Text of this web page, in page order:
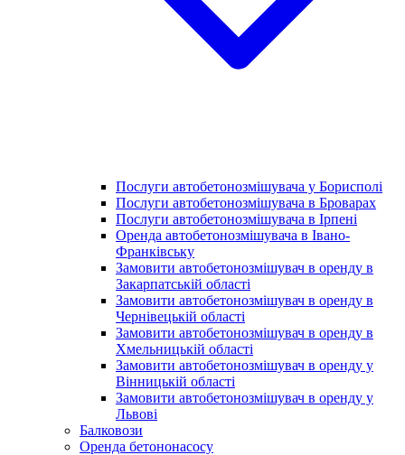
Послуги автобетонозмішувача у Борисполі
Послуги автобетонозмішувача в Броварах
Послуги автобетонозмішувача в Ірпені
Оренда автобетонозмішувача в Івано-
Франківську
Замовити автобетонозмішувач в оренду в
Закарпатській області
Замовити автобетонозмішувач в оренду в
Чернівецькій області
Замовити автобетонозмішувач в оренду в
Хмельницькій області
Замовити автобетонозмішувач в оренду у
Вінницькій області
Замовити автобетонозмішувач в оренду у
Львові
Балковози
Оренда бетононасосу